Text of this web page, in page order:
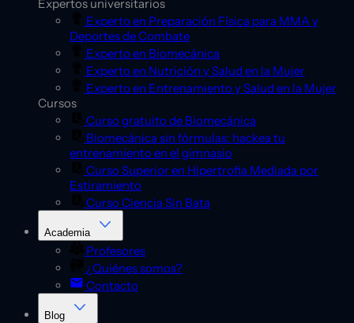
Expertos universitarios
Experto en Preparación Física para MMA y
Deportes de Combate
Experto en Biomecánica
Experto en Nutrición y Salud en la Mujer
Experto en Entrenamiento y Salud en la Mujer
Cursos
Curso gratuito de Biomecánica
Biomecánica sin fórmulas: hackea tu
entrenamiento en el gimnasio
Curso Superior en Hipertrofia Mediada por
Estiramiento
Curso Ciencia Sin Bata
Academia
Profesores
¿Quiénes somos?
Contacto
Blog